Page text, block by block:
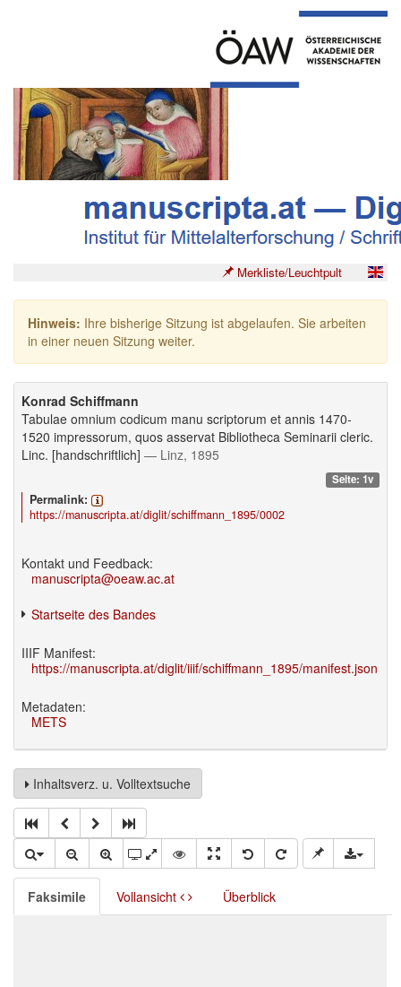
Merkliste/Leuchtpult
Hinweis: Ihre bisherige Sitzung ist abgelaufen. Sie arbeiten
in einer neuen Sitzung weiter.
Konrad Schiffmann
Tabulae omnium codicum manu scriptorum et annis 1470-
1520 impressorum, quos asservat Bibliotheca Seminarii cleric.
Linc. [handschriftlich] — Linz, 1895
Seite: 1v
Permalink:
https://manuscripta.at/diglit/schiffmann_1895/0002
Kontakt und Feedback:
manuscripta@oeaw.ac.at
Startseite des Bandes
IIIF Manifest:
https://manuscripta.at/diglit/iiif/schiffmann_1895/manifest.json
Metadaten:
METS
Inhaltsverz. u. Volltextsuche
Faksimile Vollansicht Überblick